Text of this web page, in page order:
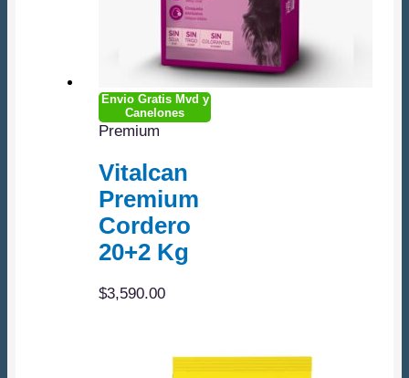
Envio Gratis Mvd y
Canelones
Premium
Vitalcan
Premium
Cordero
20+2 Kg
$3,590.00